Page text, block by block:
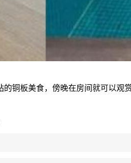
铜板美食，傍晚在房间就可以观